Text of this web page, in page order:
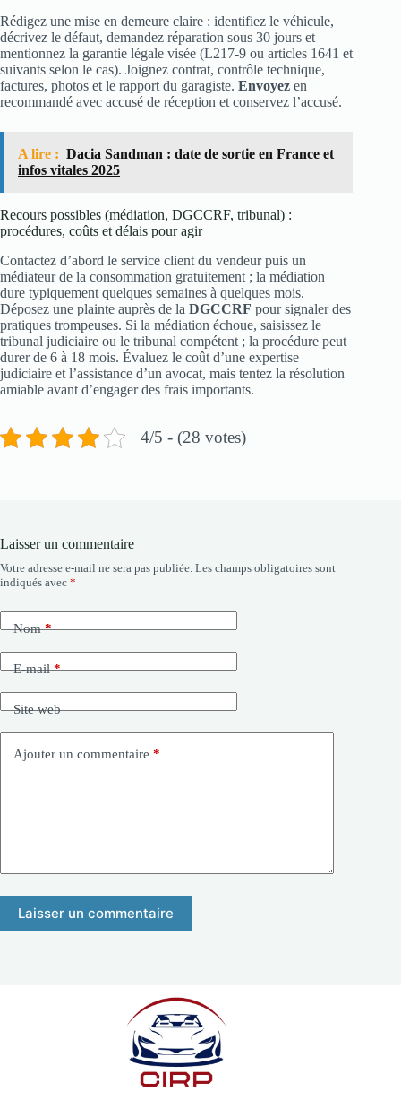
Rédigez une mise en demeure claire : identifiez le véhicule,
décrivez le défaut, demandez réparation sous 30 jours et
mentionnez la garantie légale visée (L217‑9 ou articles 1641 et
suivants selon le cas). Joignez contrat, contrôle technique,
factures, photos et le rapport du garagiste. Envoyez en
recommandé avec accusé de réception et conservez l’accusé.
A lire : Dacia Sandman : date de sortie en France et
infos vitales 2025
Recours possibles (médiation, DGCCRF, tribunal) :
procédures, coûts et délais pour agir
Contactez d’abord le service client du vendeur puis un
médiateur de la consommation gratuitement ; la médiation
dure typiquement quelques semaines à quelques mois.
Déposez une plainte auprès de la DGCCRF pour signaler des
pratiques trompeuses. Si la médiation échoue, saisissez le
tribunal judiciaire ou le tribunal compétent ; la procédure peut
durer de 6 à 18 mois. Évaluez le coût d’une expertise
judiciaire et l’assistance d’un avocat, mais tentez la résolution
amiable avant d’engager des frais importants.
4/5 - (28 votes)
Laisser un commentaire
Votre adresse e-mail ne sera pas publiée. Les champs obligatoires sont
indiqués avec *
Nom*
E-mail*
Site web
Ajouter un commentaire *
Laisser un commentaire